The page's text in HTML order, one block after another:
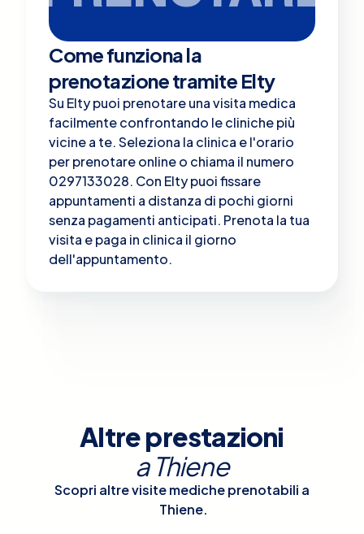
Come funziona la
prenotazione tramite Elty
Su Elty puoi prenotare una visita medica
facilmente confrontando le cliniche più
vicine a te. Seleziona la clinica e l'orario
per prenotare online o chiama il numero
0297133028. Con Elty puoi fissare
appuntamenti a distanza di pochi giorni
senza pagamenti anticipati. Prenota la tua
visita e paga in clinica il giorno
dell'appuntamento.
Altre prestazioni
a Thiene
Scopri altre visite mediche prenotabili a
Thiene.